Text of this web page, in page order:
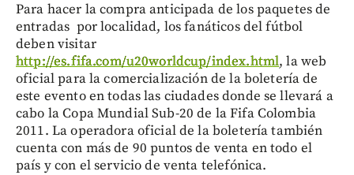
Para hacer la compra anticipada de los paquetes de
entradas por localidad, los fanáticos del fútbol
deben visitar
http://es.fifa.com/u20worldcup/index.html, la web
oficial para la comercialización de la boletería de
este evento en todas las ciudades donde se llevará a
cabo la Copa Mundial Sub-20 de la Fifa Colombia
2011. La operadora oficial de la boletería también
cuenta con más de 90 puntos de venta en todo el
país y con el servicio de venta telefónica.